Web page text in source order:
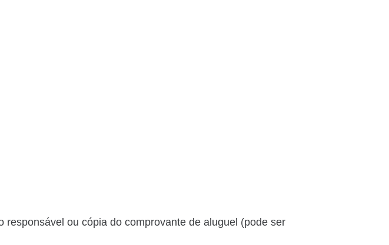
ou cópia do comprovante de aluguel (pode ser